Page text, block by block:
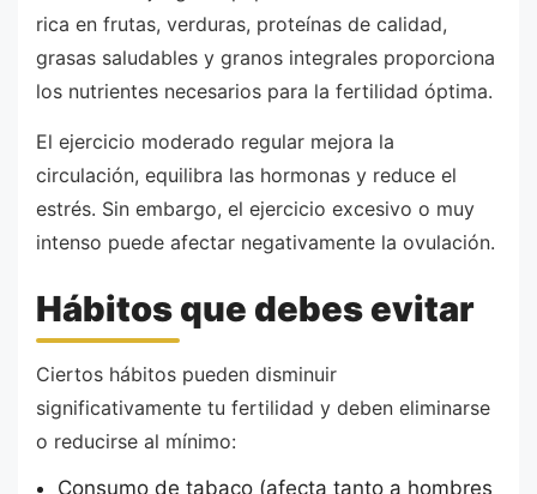
rica en frutas, verduras, proteínas de calidad,
grasas saludables y granos integrales proporciona
los nutrientes necesarios para la fertilidad óptima.
El ejercicio moderado regular mejora la
circulación, equilibra las hormonas y reduce el
estrés. Sin embargo, el ejercicio excesivo o muy
intenso puede afectar negativamente la ovulación.
Hábitos que debes evitar
Ciertos hábitos pueden disminuir
significativamente tu fertilidad y deben eliminarse
o reducirse al mínimo:
Consumo de tabaco (afecta tanto a hombres